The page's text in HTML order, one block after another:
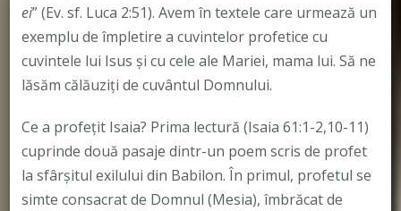
ei” (Ev. sf. Luca 2:51). Avem în textele care urmează un
exemplu de împletire a cuvintelor profetice cu
cuvintele lui Isus şi cu cele ale Mariei, mama lui. Să ne
lăsăm călăuziţi de cuvântul Domnului.
Ce a profețit Isaia? Prima lectură (Isaia 61:1-2,10-11)
cuprinde două pasaje dintr-un poem scris de profet
la sfârşitul exilului din Babilon. În primul, profetul se
simte consacrat de Domnul (Mesia), îmbrăcat de